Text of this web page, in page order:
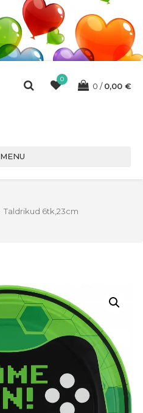
0
0 0,00 €
MENU
Taldrikud 6tk,23cm